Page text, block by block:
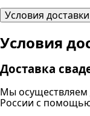
Условия
Условия
Доставка
Мы осуществляем
России с